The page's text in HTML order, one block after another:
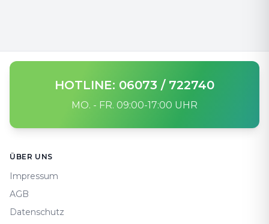
HOTLINE: 06073 / 722740
MO. - FR. 09:00-17:00 UHR
ÜBER UNS
Impressum
AGB
Datenschutz